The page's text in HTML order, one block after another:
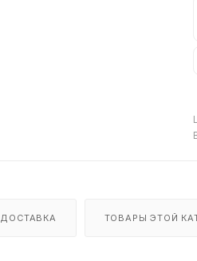
ДОСТАВКА ТОВАРЫ ЭТОЙ